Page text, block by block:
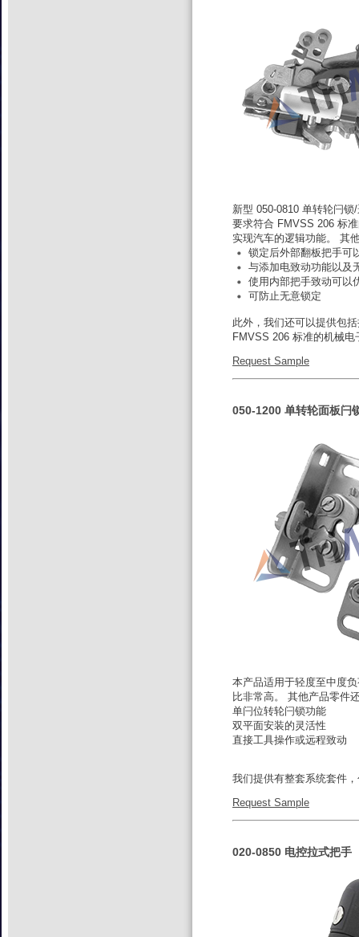
新型 050-0810 单转轮闩
要求符合 FMVSS 206 标
实现汽车的逻辑功能。 其
锁定后外部翻板把手可
与添加电致动功能以及
使用内部把手致动可以
可防止无意锁定
此外，我们还可以提供包
FMVSS 206 标准的机械电
Request Sample
050-1200 单转轮面板闩
本产品适用于轻度至中度
比非常高。 其他产品零件
单闩位转轮闩锁功能
双平面安装的灵活性
直接工具操作或远程致动
我们提供有整套系统套件
Request Sample
020-0850 电控拉式把手